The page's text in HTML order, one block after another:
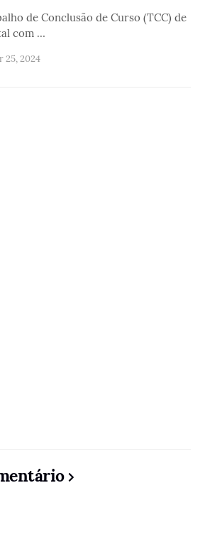
de Conclusão de Curso (TCC) de
com …
25, 2024